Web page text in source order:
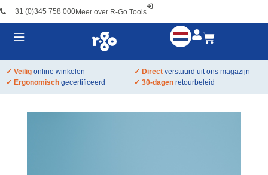
+31 (0)345 758 000Meer over R-Go Tools
✓ Veilig online winkelen ✓ Direct verstuurd uit ons magazijn
✓ Ergonomisch gecertificeerd ✓ 30-dagen retourbeleid